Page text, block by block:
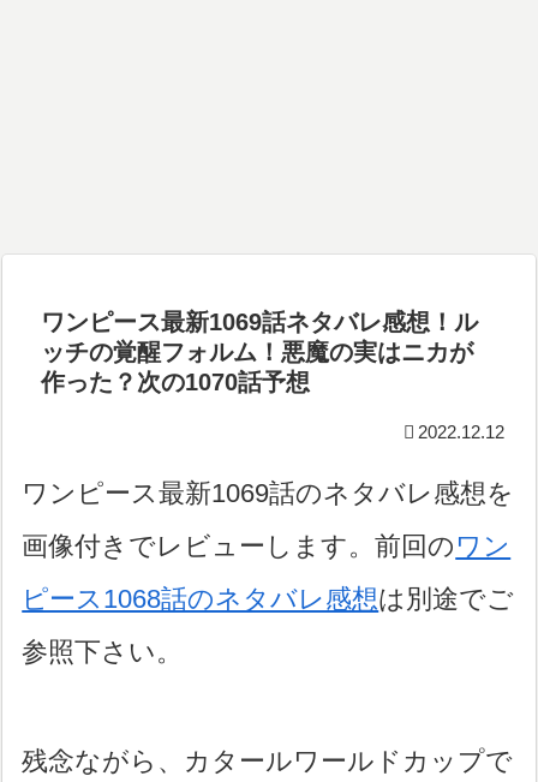
ワンピース最新1069話ネタバレ感想！ル
ッチの覚醒フォルム！悪魔の実はニカが
作った？次の1070話予想
2022.12.12
ワンピース最新1069話のネタバレ感想を
画像付きでレビューします。前回の ワン
ピース1068話のネタバレ感想は別途でご
参照下さい。
残念ながら、カタールワールドカップで